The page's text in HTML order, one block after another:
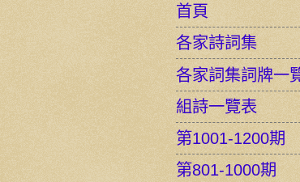
首頁
各家詩詞集
各家詞集詞牌一
組詩一覽表
第1001-1200期
第801-1000期